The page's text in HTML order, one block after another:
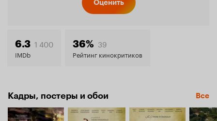
Оценить
6.3 1 400
IMDb
36% 39
Рейтинг кинокритиков
Кадры, постеры и обои Все